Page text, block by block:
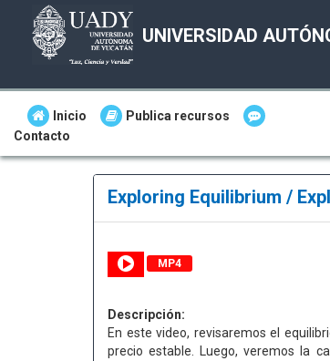
UNIVERSIDAD
Inicio
Publica recursos
Contacto
Exploring Equilibrium /
MP4
Descripción:
En este video, revisaremos el
precio estable. Luego, veremos la